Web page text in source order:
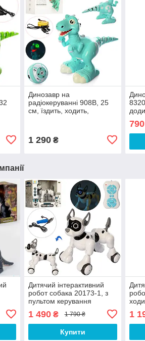
Динозавр на
радіокеруванні 908B, 25
см, їздить, ходить,
1 290₴
790
Дитячий інтерактивний
робот собака 20173-1, з
пультом керування
1 490₴ 1 790 ₴
Купити
1